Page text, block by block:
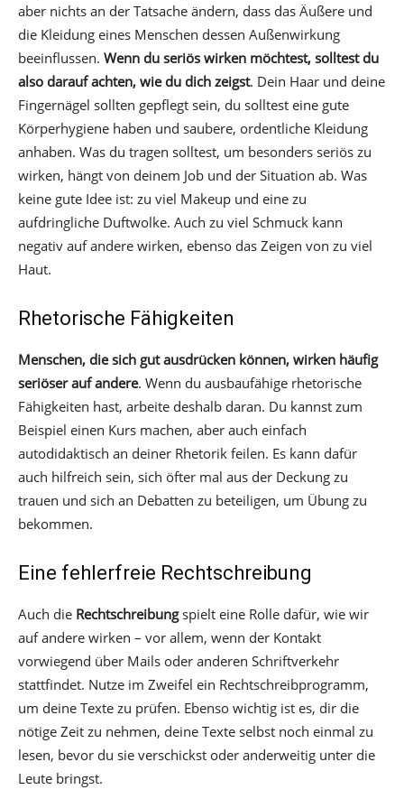
aber nichts an der Tatsache ändern, dass das Äußere und
die Kleidung eines Menschen dessen Außenwirkung
beeinflussen. Wenn du seriös wirken möchtest, solltest du
also darauf achten, wie du dich zeigst. Dein Haar und deine
Fingernägel sollten gepflegt sein, du solltest eine gute
Körperhygiene haben und saubere, ordentliche Kleidung
anhaben. Was du tragen solltest, um besonders seriös zu
wirken, hängt von deinem Job und der Situation ab. Was
keine gute Idee ist: zu viel Makeup und eine zu
aufdringliche Duftwolke. Auch zu viel Schmuck kann
negativ auf andere wirken, ebenso das Zeigen von zu viel
Haut.
Rhetorische Fähigkeiten
Menschen, die sich gut ausdrücken können, wirken häufig
seriöser auf andere. Wenn du ausbaufähige rhetorische
Fähigkeiten hast, arbeite deshalb daran. Du kannst zum
Beispiel einen Kurs machen, aber auch einfach
autodidaktisch an deiner Rhetorik feilen. Es kann dafür
auch hilfreich sein, sich öfter mal aus der Deckung zu
trauen und sich an Debatten zu beteiligen, um Übung zu
bekommen.
Eine fehlerfreie Rechtschreibung
Auch die Rechtschreibungspielt eine Rolle dafür, wie wir
auf andere wirken – vor allem, wenn der Kontakt
vorwiegend über Mails oder anderen Schriftverkehr
stattfindet. Nutze im Zweifel ein Rechtschreibprogramm,
um deine Texte zu prüfen. Ebenso wichtig ist es, dir die
nötige Zeit zu nehmen, deine Texte selbst noch einmal zu
lesen, bevor du sie verschickst oder anderweitig unter die
Leute bringst.